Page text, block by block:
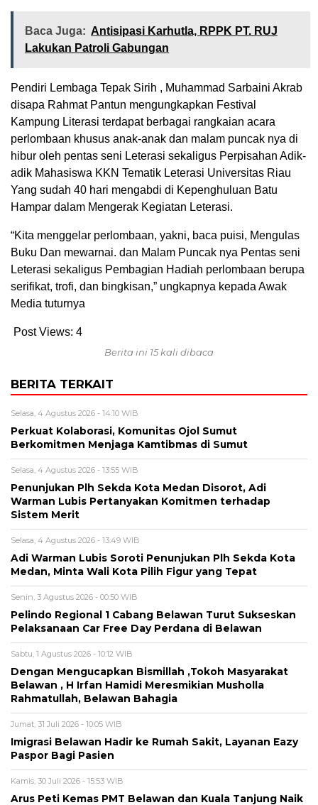
Baca Juga: Antisipasi Karhutla, RPPK PT. RUJ
Lakukan Patroli Gabungan
Pendiri Lembaga Tepak Sirih , Muhammad Sarbaini Akrab
disapa Rahmat Pantun mengungkapkan Festival
Kampung Literasi terdapat berbagai rangkaian acara
perlombaan khusus anak-anak dan malam puncak nya di
hibur oleh pentas seni Leterasi sekaligus Perpisahan Adik-
adik Mahasiswa KKN Tematik Leterasi Universitas Riau
Yang sudah 40 hari mengabdi di Kepenghuluan Batu
Hampar dalam Mengerak Kegiatan Leterasi.
“Kita menggelar perlombaan, yakni, baca puisi, Mengulas
Buku Dan mewarnai. dan Malam Puncak nya Pentas seni
Leterasi sekaligus Pembagian Hadiah perlombaan berupa
serifikat, trofi, dan bingkisan,” ungkapnya kepada Awak
Media tuturnya
Post Views: 4
Berita ini 15 kali dibaca
BERITA TERKAIT
Selasa, 4 Agustus 2026 - 14:10 WIB
Perkuat Kolaborasi, Komunitas Ojol Sumut
Berkomitmen Menjaga Kamtibmas di Sumut
Selasa, 4 Agustus 2026 - 13:55 WIB
Penunjukan Plh Sekda Kota Medan Disorot, Adi
Warman Lubis Pertanyakan Komitmen terhadap
Sistem Merit
Selasa, 4 Agustus 2026 - 13:49 WIB
Adi Warman Lubis Soroti Penunjukan Plh Sekda Kota
Medan, Minta Wali Kota Pilih Figur yang Tepat
Senin, 3 Agustus 2026 - 00:50 WIB
Pelindo Regional 1 Cabang Belawan Turut Sukseskan
Pelaksanaan Car Free Day Perdana di Belawan
Sabtu, 1 Agustus 2026 - 10:12 WIB
Dengan Mengucapkan Bismillah ,Tokoh Masyarakat
Belawan , H Irfan Hamidi Meresmikian Musholla
Rahmatullah, Belawan Bahagia
Jumat, 31 Juli 2026 - 10:05 WIB
Imigrasi Belawan Hadir ke Rumah Sakit, Layanan Eazy
Paspor Bagi Pasien
Kamis, 30 Juli 2026 - 15:53 WIB
Arus Peti Kemas PMT Belawan dan Kuala Tanjung Naik